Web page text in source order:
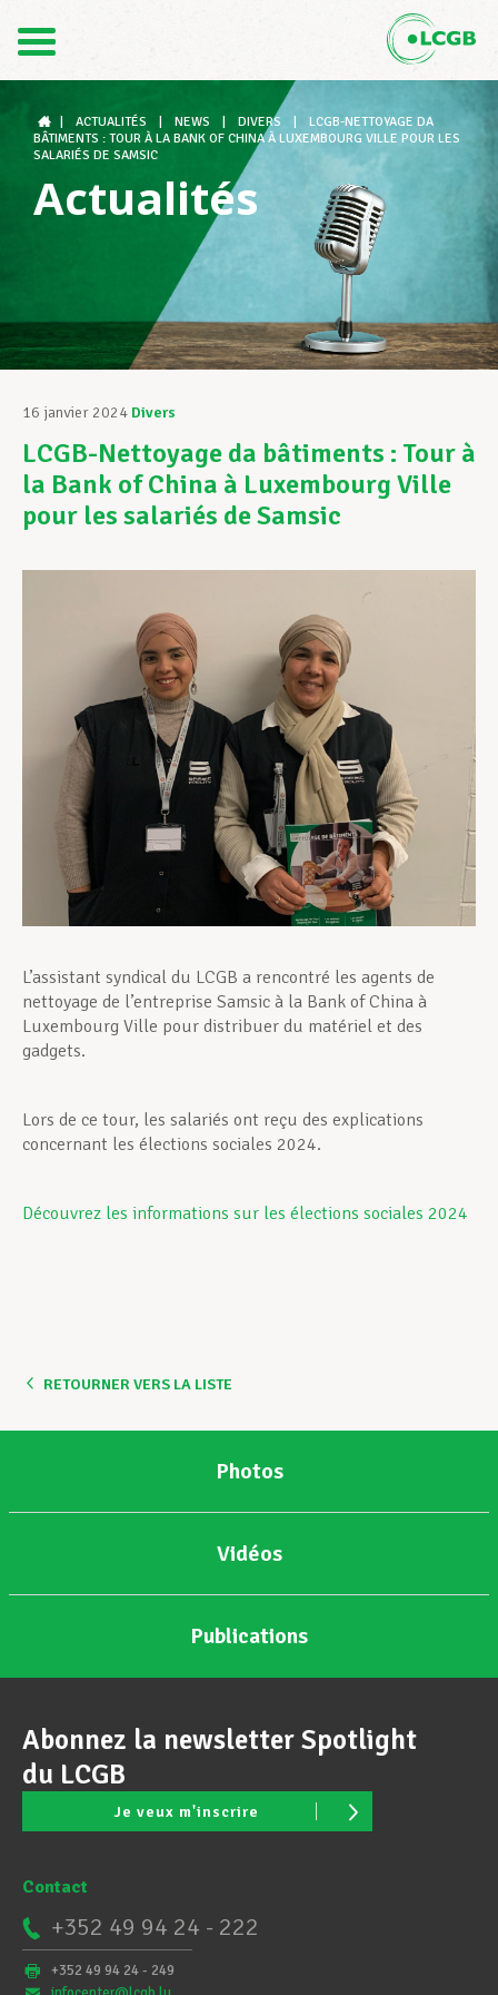
DE
Le LCGB
Structures syndicales
Assistance au Travail
Vos droits
Développement professionnel
Devenir Membre
Actualités
ACTUALITÉS NEWS DIVERS
LCGB-NETTOYAGE DA
BÂTIMENTS : TOUR À LA BANK OF CHINA À LUXEMBOURG VILLE POUR LES
SALARIÉS DE SAMSIC
Actualités
16 janvier 2024 Divers
LCGB-Nettoyage da bâtiments : Tour à
la Bank of China à Luxembourg Ville
pour les salariés de Samsic
L’assistant syndical du LCGB a rencontré les agents de
nettoyage de l’entreprise Samsic à la Bank of China à
Luxembourg Ville pour distribuer du matériel et des
gadgets.
Lors de ce tour, les salariés ont reçu des explications
concernant les élections sociales 2024.
Découvrez les informations sur les élections sociales 2024
RETOURNER VERS LA LISTE
Photos
Vidéos
Publications
Abonnez la newsletter Spotlight
du LCGB
Je veux m'inscrire
Contact
+352 49 94 24 - 222
+352 49 94 24 - 249